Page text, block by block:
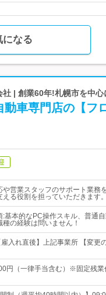
になる
| 創業60年!札幌市を中心
動車専門店の【フ
営業スタッフのサポート業務
る役割を担っていただきます。
:基本的なPC操作スキル、普通
の経験は問いません！
入れ直後】上記事業所 【変
円（一律手当含む）※固定残